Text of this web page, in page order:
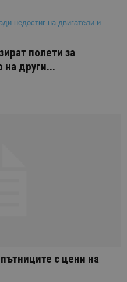
полети за
на други...
с цени на